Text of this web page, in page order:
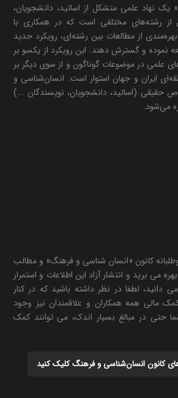
نهاد علمی متشکل از اساتید، دانشجویان،
از رشته‌های مختلفی است که در همکاری با
از مطالعات بین رشته‌ای، رویکرد جدید
نموده و گسترش دهند. این رویکرد از یکسو بر
در موضوعات گوناگون و از سوی دیگر بر
ایران و جهان استوار است. انسان‌شناسی و
(اساتید، دانشجویان، نویسندگان ...)
می‌شود.
کانون «انسان شناسی و فرهنگ» و مطالب
می برید و انتشار آزاد این اطلاعات و استمرار
دانید، لطفا در نظر داشته باشید که در کنار
مالی همه همکاران و علاقمندان نیز وجود
حتی در مبالغ بسیار اندک، می توانند کمک
کانون انسان‌شناسی و فرهنگ کلیک کنید